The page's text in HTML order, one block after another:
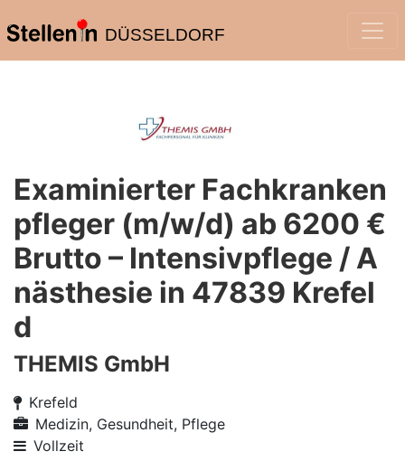
DÜSSELDORF
Examinierter Fachkranken
pfleger (m/w/d) ab 6200 €
Brutto – Intensivpflege / A
nästhesie in 47839 Krefel
d
THEMIS GmbH
Krefeld
Medizin, Gesundheit, Pflege
Vollzeit